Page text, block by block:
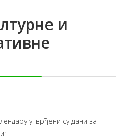
и
утврђeни су дaни зa